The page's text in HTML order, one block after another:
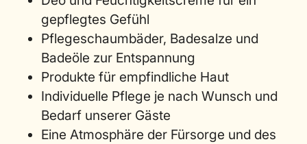
gepflegtes Gefühl
Pflegeschaumbäder, Badesalze und
Badeöle zur Entspannung
Produkte für empfindliche Haut
Individuelle Pflege je nach Wunsch und
Bedarf unserer Gäste
Eine Atmosphäre der Fürsorge und des